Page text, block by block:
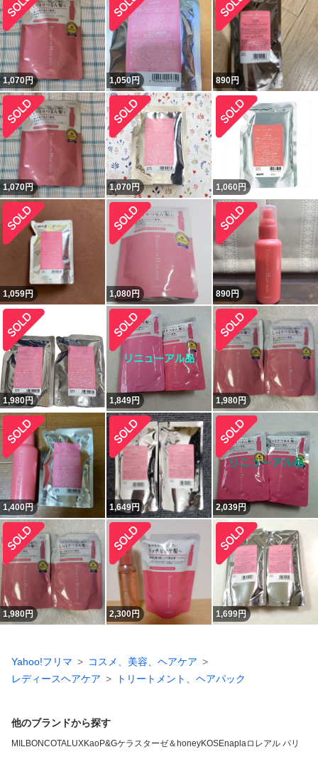
1,070円 1,050円 890円
1,070円 1,070円 1,060 円
1,059円 1,080円 890円
1,980円 1,849円 1,980円
1,400円 1,649円 2,039円
1,980円 2,300円 1,699円
Yahoo!フリマ
コスメ、美容、ヘアケア
レディースヘアケア
トリートメント、ヘアパック
他のブランドから探す
MILBONCOTALUXKaoP&Gケラスターゼ＆honeyKOSEnaplaロレアル パリ